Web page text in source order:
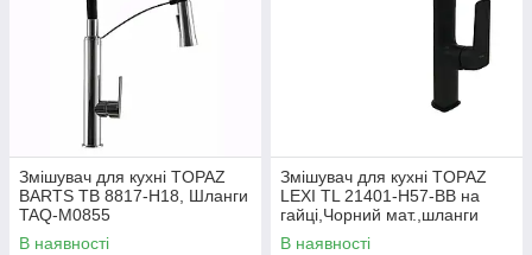
Змішувач для кухні TOPAZ
BARTS TB 8817-H18, Шланги
TAQ-M0855
В наявності
Змішувач для кухні TOPAZ
LEXI TL 21401-H57-BB на
гайці,Чорний мат.,шланги
TAQ-M1055,D25
В наявності